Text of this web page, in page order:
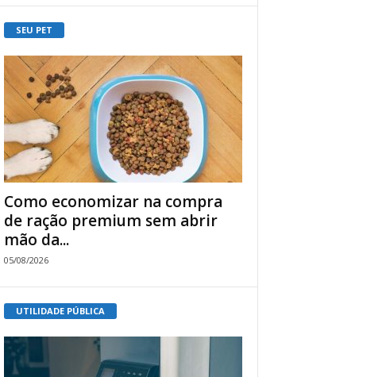
SEU PET
Como economizar na compra
de ração premium sem abrir
mão da...
05/08/2026
UTILIDADE PÚBLICA